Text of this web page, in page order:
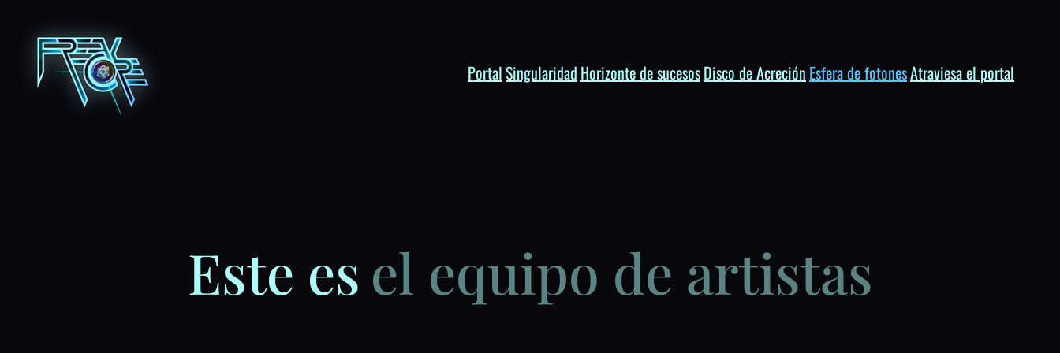
PortalSingularidad Horizonte de sucesosDisco de Acreción Esfera de fotonesAtraviesa el portal
Este es el equipo de artistas